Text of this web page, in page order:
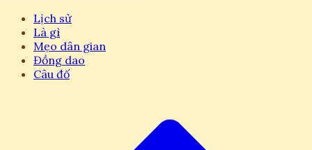
Lịch sử
Là gì
Mẹo dân gian
Đồng dao
Câu đố